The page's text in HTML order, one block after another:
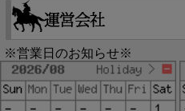
※営業日のお知らせ※